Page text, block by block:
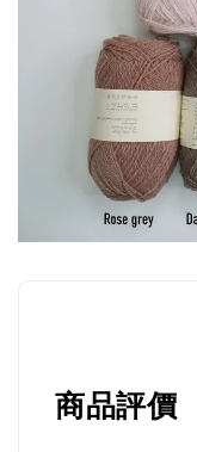
商品評價